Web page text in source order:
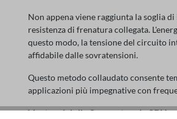
Non appena viene raggiunta la soglia
resistenza di frenatura collegata.
questo modo, la tensione del circuito
affidabile dalle sovratensioni.
Questo metodo collaudato consente
applicazioni più impegnative con
Vantaggi della Sourcetronic SBU